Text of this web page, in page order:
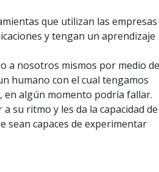
que utilizan las empresas
y tengan un aprendizaje
a nosotros mismos por medio de
humano con el cual tengamos
algún momento podría fallar.
su ritmo y les da la capacidad de
sean capaces de experimentar